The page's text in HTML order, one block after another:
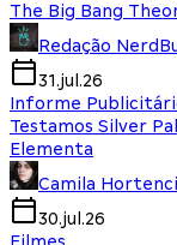
The Big Bang
Redação
31.jul.26
Informe
Testamos Silver
Elementa
Camila
30.jul.26